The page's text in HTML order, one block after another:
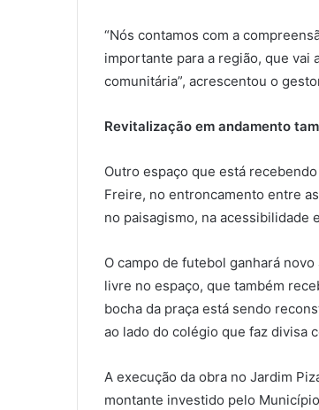
“Nós contamos com a
importante para a região, que vai
comunitária”, acrescentou o
Revitalização em andamento
Outro espaço que está
Freire, no entroncamento entre
no paisagismo, na acessibilidade
O campo de futebol ganhará
livre no espaço, que também
bocha da praça está sendo
ao lado do colégio que faz divisa
A execução da obra no Jardim
montante investido pelo